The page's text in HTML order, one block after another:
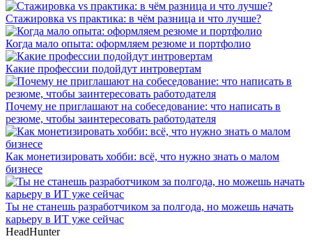
Стажировка vs практика: в чём разница и что лучше?
Когда мало опыта: оформляем резюме и портфолио
Какие профессии подойдут интровертам
Почему не приглашают на собеседование: что написать в
резюме, чтобы заинтересовать работодателя
Как монетизировать хобби: всё, что нужно знать о малом
бизнесе
Ты не станешь разработчиком за полгода, но можешь начать
карьеру в ИТ уже сейчас
HeadHunter